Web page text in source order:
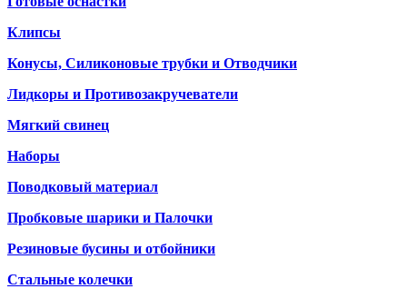
Клипсы
Конусы, Силиконовые трубки и Отводчики
Лидкоры и Противозакручеватели
Мягкий свинец
Наборы
Поводковый материал
Пробковые шарики и Палочки
Резиновые бусины и отбойники
Стальные колечки